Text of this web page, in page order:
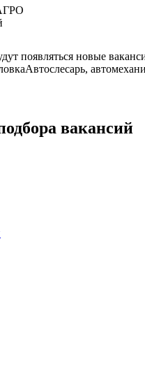
появляться новые
Автослесарь,
вакансий